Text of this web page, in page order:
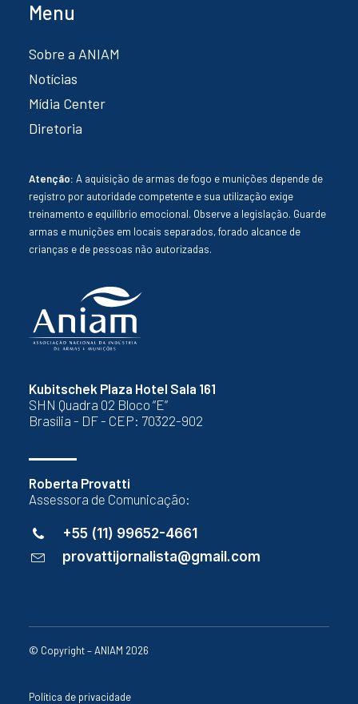
Kubitschek Plaza Hotel Sala 161
SHN Quadra 02 Bloco “E”
Brasília - DF - CEP: 70322-902
Roberta Provatti
Assessora de Comunicação:
+55 (11) 99652-4661
provattijornalista@gmail.com
Menu
Sobre a ANIAM
Notícias
Mídia Center
Diretoria
Atenção: A aquisição de armas de fogo e munições depende de
registro por autoridade competente e sua utilização exige
treinamento e equilíbrio emocional. Observe a legislação. Guarde
armas e munições em locais separados, forado alcance de
crianças e de pessoas não autorizadas.
© Copyright – ANIAM 2026
Política de privacidade